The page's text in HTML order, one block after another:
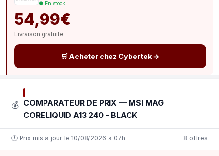
● En stock
54,99€
Livraison gratuite
🛒 Acheter chez Cybertek →
💰 COMPARATEUR DE PRIX — MSI MAG
CORELIQUID A13 240 - BLACK
🕐 Prix mis à jour le 10/08/2026 à 07h 8 offres